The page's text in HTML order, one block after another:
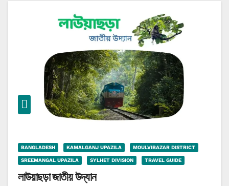
BANGLADESH KAMALGANJ UPAZILA MOULVIBAZAR DISTRICT
SREEMANGAL UPAZILA SYLHET DIVISION TRAVEL GUIDE
লাউয়াছড়া জাতীয় উদ্যান